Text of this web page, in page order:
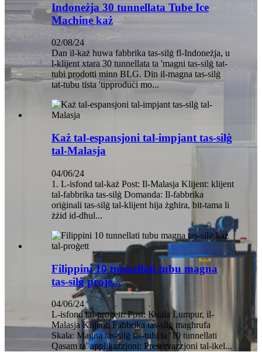
Indoneżja 30 tunnellata Tube Ice
Machine każ
02/08/24
Dan il-każ huwa fabbrika tas-silġ fl-Indoneżja, u
l-klijent xtara 30 tunnellata ta 'magni tas-silġ tat-
tubi prodotti minn BLG. Din il-magna tas-silġ
tat-tubu tista 'tipproduċi mo...
Każ tal-espansjoni tal-impjant tas-silġ
tal-Malasja
04/06/24
1. L-isfond tal-każ Post: Il-Malasja Klijent: klijent
tal-fabbrika tas-silġ Domanda: Il-fabbrika
oriġinali tas-silġ tal-klijent hija żgħira, bit-tama li
żżid id-dħul...
Filippini 10 tunnellati tubu magna
tas-silġ proje...
04/06/24
L-isfond tal-proġett: Post: Kuala Lumpur, il-
Malasja Klijent: Fabbrika tas-silġ magħrufa
Skala: Magna tas-silġ tat-tubi ta '10 tunnellati
Qasam ta' applikazzjoni: Preservazzjoni tal-ikel...